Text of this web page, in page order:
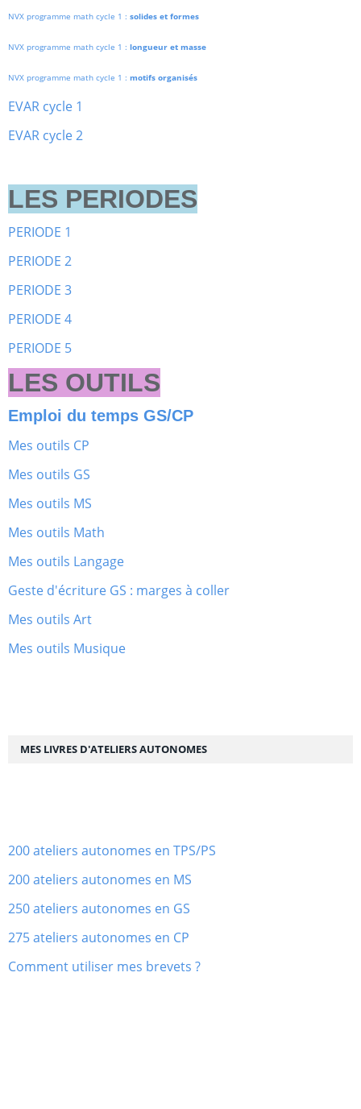
NVX programme math cycle 1 : solides et formes
NVX programme math cycle 1 : longueur et masse
NVX programme math cycle 1 : motifs organisés
EVAR cycle 1
EVAR cycle 2
LES PERIODES
PERIODE 1
PERIODE 2
PERIODE 3
PERIODE 4
PERIODE 5
LES OUTILS
Emploi du temps GS/CP
Mes outils CP
Mes outils GS
Mes outils MS
Mes outils Math
Mes outils Langage
Geste d'écriture GS : marges à coller
Mes outils Art
Mes outils Musique
MES LIVRES D'ATELIERS AUTONOMES
200 ateliers autonomes en TPS/PS
200 ateliers autonomes en MS
250 ateliers autonomes en GS
275 ateliers autonomes en CP
Comment utiliser mes brevets ?